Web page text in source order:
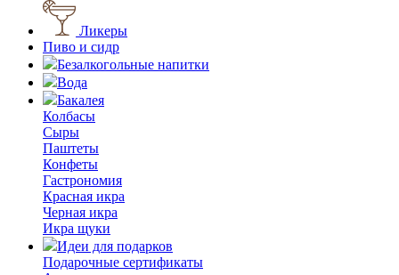
Ликеры
Пиво и сидр
Безалкогольные напитки
Вода
Бакалея
Колбасы
Сыры
Паштеты
Конфеты
Гастрономия
Красная икра
Черная икра
Икра щуки
Идеи для подарков
Подарочные сертификаты